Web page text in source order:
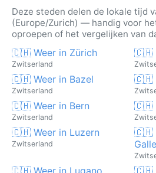
Deze steden delen de lokale tijd
(Europe/Zurich) — handig voor
oproepen of het vergelijken van
🇨🇭 Weer in Zürich
Zwitserland
🇨🇭
🇨🇭 Weer in Bazel
Zwitserland
🇨🇭
🇨🇭 Weer in Bern
Zwitserland
🇨🇭
🇨🇭 Weer in Luzern
Zwitserland
🇨🇭
🇨🇭 Weer in Lugano 🇨🇭